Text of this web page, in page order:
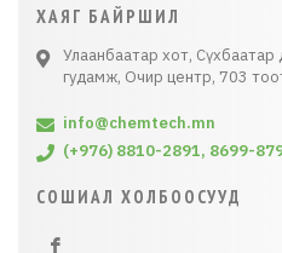
ХАЯГ БАЙРШИЛ
Улаанбаатар хот,
гудамж, Очир центр, 703
info@chemtech.mn
(+976) 8810-2891, 8699-
СОШИАЛ ХОЛБООСУУД